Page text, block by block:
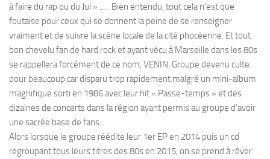
à faire du rap ou du Jul » ….. Bien entendu, tout cela n’est que
foutaise pour ceux qui se donnent la peine de se renseigner
vraiment et de suivre la scène locale de la cité phocéenne. Et tout
bon chevelu fan de hard rock et ayant vécu à Marseille dans les 80s
se rappellera forcément de ce nom, VENIN. Groupe devenu culte
pour beaucoup car disparu trop rapidement malgré un mini-album
magnifique sorti en 1986 avec leur hit « Passe-temps » et des
dizaines de concerts dans la région ayant permis au groupe d’avoir
une sacrée base de fans.
Alors lorsque le groupe réédite leur 1er EP en 2014 puis un cd
regroupant tous leurs titres des 80s en 2015, on se prend à rêver